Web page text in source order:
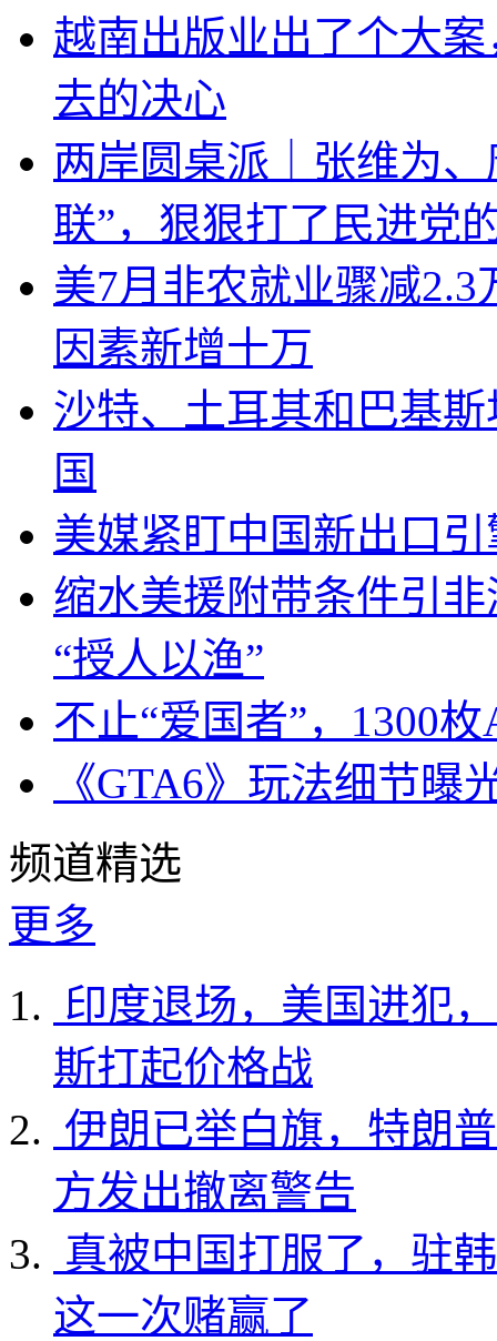
越南出版业出了个大
去的决心
两岸圆桌派｜张维为
联”，狠狠打了民进党
美7月非农就业骤减
因素新增十万
沙特、土耳其和巴基
国
美媒紧盯中国新出口
缩水美援附带条件引
“授人以渔”
不止“爱国者”，1300
《GTA6》玩法细节
频道精选
更多
印度退场，美国进犯
斯打起价格战
伊朗已举白旗，特朗
方发出撤离警告
真被中国打服了，驻
这一次赌赢了